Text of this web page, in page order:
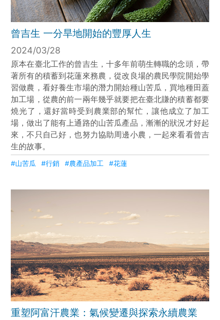
曾吉生 一分旱地開始的豐厚人生
2024/03/28
原本在臺北工作的曾吉生，十多年前萌生轉職的念頭，帶
著所有的積蓄到花蓮來務農，從改良場的農民學院開始學
習做農，看好養生市場的潛力開始種山苦瓜，買地種田蓋
加工場，從農的前一兩年幾乎就要把在臺北賺的積蓄都要
燒光了，還好當時受到農業部的幫忙，讓他成立了加工
場，做出了能有上通路的山苦瓜產品，漸漸的狀況才好起
來，不只自己好，也努力協助周邊小農，一起來看看曾吉
生的故事。
#山苦瓜 #行銷 #農產品加工 #花蓮
重塑阿富汗農業：氣候變遷與探索永續農業